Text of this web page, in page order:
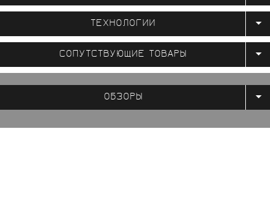
ТЕХНОЛОГИИ
СОПУТСТВУЮЩИЕ ТОВАРЫ
ОБЗОРЫ